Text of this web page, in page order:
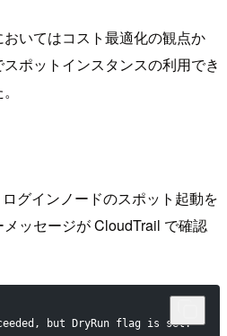
いてはコスト最適化の観点か
ポットインスタンスの利用でき
グインノードのスポット起動を
ッセージが CloudTrail で確認
but DryRun flag is set.